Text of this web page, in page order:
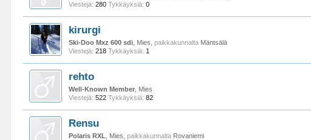
Viestejä: 280 Tykkäyksiä: 0
kirurgi
Ski-Doo Mxz 600 sdi , Mies,paikkakunnalta Mäntsälä
Viestejä: 218 Tykkäyksiä: 1
rehto
Well-Known Member , Mies
Viestejä: 522 Tykkäyksiä: 82
Rensu
Polaris RXL , Mies,paikkakunnalta Rovaniemi